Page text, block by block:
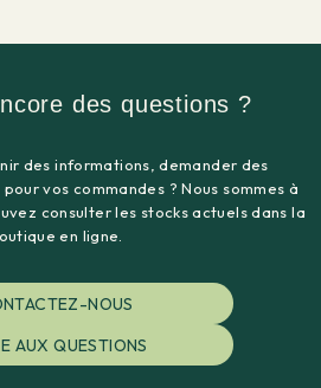
des questions ?
des informations, demander des
vos commandes ? Nous sommes à
consulter les stocks actuels dans la
en ligne.
NOUS
AUX QUESTIONS